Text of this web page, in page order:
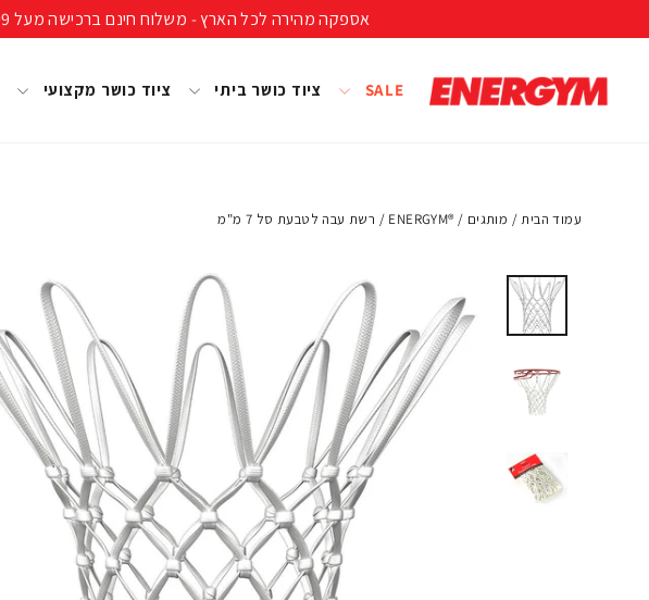
קריאה
אספקה מהירה לכל הארץ - משלוח חינם ברכישה מעל 399 ₪ (לא כולל נפחים ומשקלים חריגים) - אחריות יבואן רשמי, מעל 40 שנות ניסיון!
SALE ציוד כושר ביתי ציוד כושר מקצועי
עמוד הבית / מותגים /
®ENERGYM
/ רשת עבה לטבעת סל 7 מ"מ